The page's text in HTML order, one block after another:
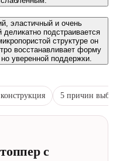
эластичный и очень
подстраивается
структуре он
восстанавливает форму
уверенной поддержки.
5 причин
с